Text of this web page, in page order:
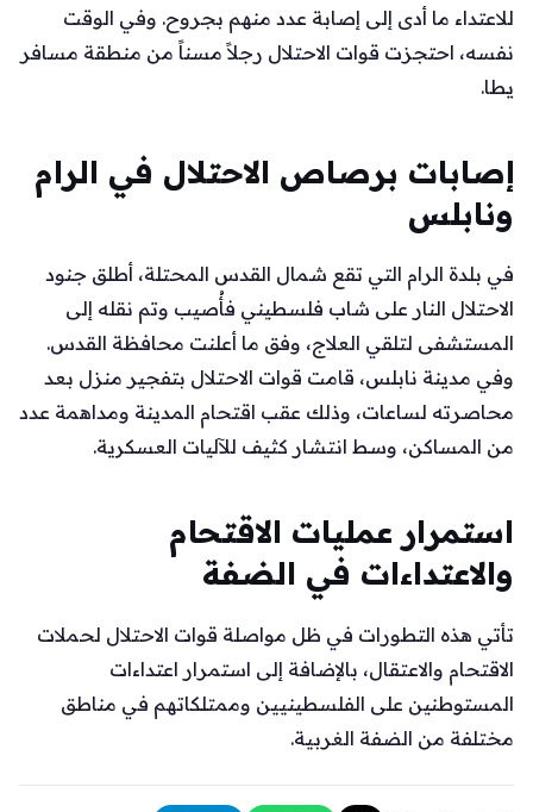
للاعتداء ما أدى إلى إصابة عدد منهم بجروح. وفي الوقت
نفسه، احتجزت قوات الاحتلال رجلاً مسناً من منطقة مسافر
يطا.
إصابات برصاص الاحتلال في الرام
ونابلس
في بلدة الرام التي تقع شمال القدس المحتلة، أطلق جنود
الاحتلال النار على شاب فلسطيني فأُصيب وتم نقله إلى
المستشفى لتلقي العلاج، وفق ما أعلنت محافظة القدس.
وفي مدينة نابلس، قامت قوات الاحتلال بتفجير منزل بعد
محاصرته لساعات، وذلك عقب اقتحام المدينة ومداهمة عدد
من المساكن، وسط انتشار كثيف للآليات العسكرية.
استمرار عمليات الاقتحام
والاعتداءات في الضفة
تأتي هذه التطورات في ظل مواصلة قوات الاحتلال لحملات
الاقتحام والاعتقال، بالإضافة إلى استمرار اعتداءات
المستوطنين على الفلسطينيين وممتلكاتهم في مناطق
مختلفة من الضفة الغربية.